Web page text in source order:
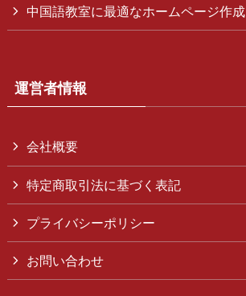
中国語教室に最適なホームページ作成
運営者情報
会社概要
特定商取引法に基づく表記
プライバシーポリシー
お問い合わせ